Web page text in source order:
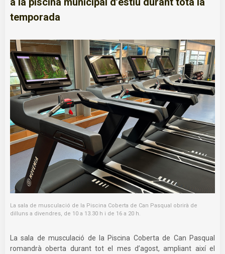
temporada
La sala de musculació de la Piscina Coberta de Can Pasqual obrirà de
dilluns a divendres, de 10 a 13.30 h i de 16 a 20 h.
La sala de musculació de la Piscina Coberta de Can Pasqual
romandrà oberta durant tot el mes d’agost, ampliant així el